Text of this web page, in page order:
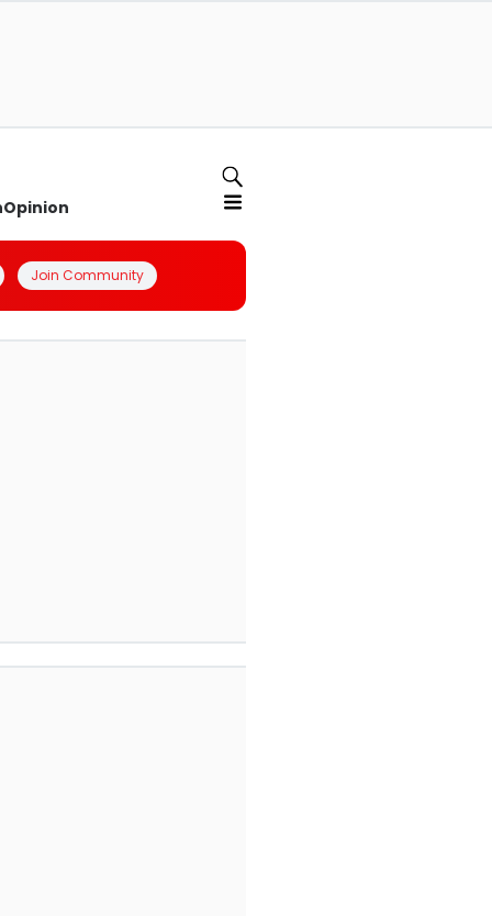
Opinion
Join Community